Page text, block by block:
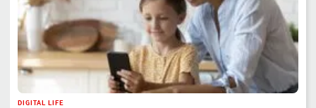
DIGITAL LIFE